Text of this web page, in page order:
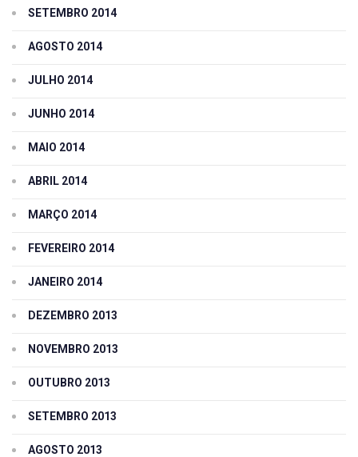
SETEMBRO 2014
AGOSTO 2014
JULHO 2014
JUNHO 2014
MAIO 2014
ABRIL 2014
MARÇO 2014
FEVEREIRO 2014
JANEIRO 2014
DEZEMBRO 2013
NOVEMBRO 2013
OUTUBRO 2013
SETEMBRO 2013
AGOSTO 2013